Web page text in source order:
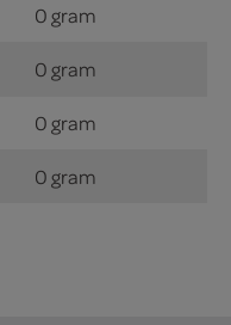
0 gram
0 gram
0 gram
0 gram